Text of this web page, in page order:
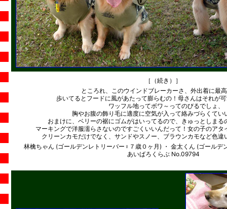
［（続き）］
ところれ、このウインドブレーカーさ、外出着に最
歩いてるとフードに風があたって膨らむの！母さんはそれが
ワッフル地ってボワ～ってのびるでしょ、
胸やお腹の飾り毛に適度に空気が入って絡みづらくてい
おまけに、ベリーの裾にゴムがはいってるので、きゅっとしまる
マーキングで洋服濡らさないのですごくいいんだって！女の子のアタ
クリーンカモだけでなく、サンドやスノー、ブラウンカモなど色違
林檎ちゃん (ゴールデンレトリーバー♀７歳０ヶ月) ・ 金太くん (ゴールデ
あいばろくらぶ No.09794